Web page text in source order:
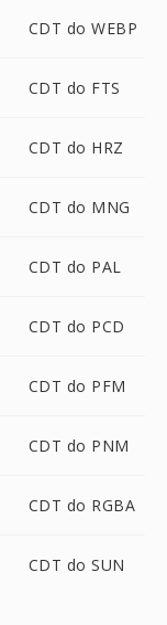
CDT do WEBP
CDT do FTS
CDT do HRZ
CDT do MNG
CDT do PAL
CDT do PCD
CDT do PFM
CDT do PNM
CDT do RGBA
CDT do SUN